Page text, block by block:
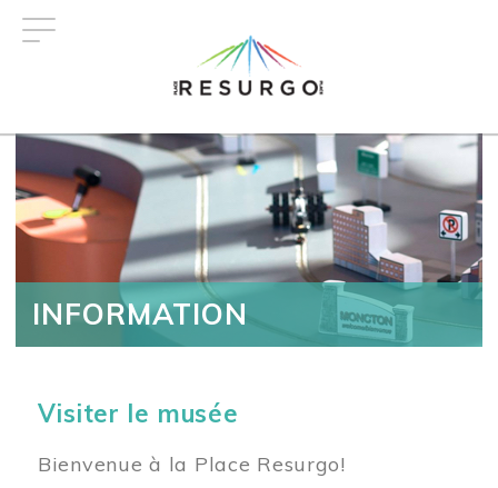
INFORMATION
Visiter le musée
Bienvenue à la Place Resurgo!